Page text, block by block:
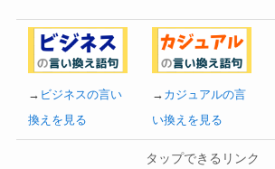
→ ビジネスの言い
換えを見る
→ カジュアルの言
い換えを見る
タップできるリンク